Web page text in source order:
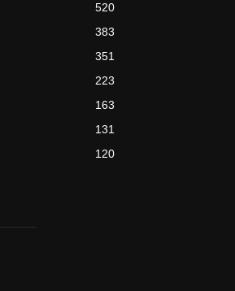
520
383
351
223
163
131
120